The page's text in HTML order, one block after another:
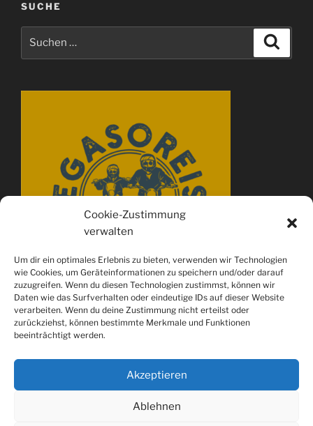
Cookie-Zustimmung
verwalten
Um dir ein optimales Erlebnis zu bieten, verwenden wir Technologien
wie Cookies, um Geräteinformationen zu speichern und/oder darauf
zuzugreifen. Wenn du diesen Technologien zustimmst, können wir
Daten wie das Surfverhalten oder eindeutige IDs auf dieser Website
verarbeiten. Wenn du deine Zustimmung nicht erteilst oder
zurückziehst, können bestimmte Merkmale und Funktionen
beeinträchtigt werden.
Akzeptieren
Ablehnen
SUCHE
Instagram